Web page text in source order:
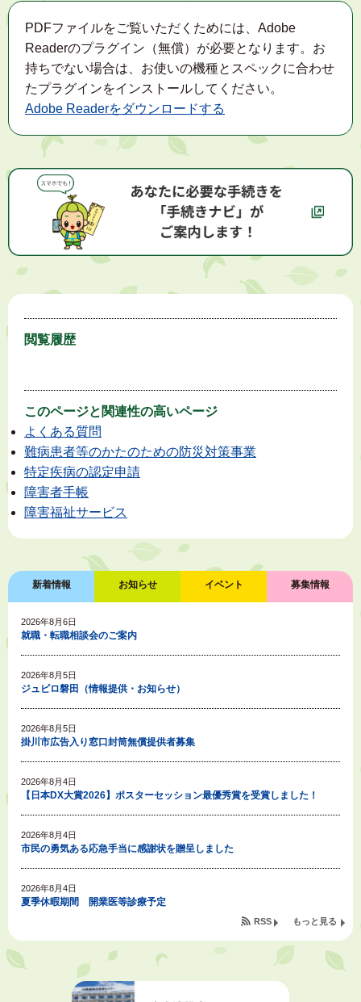
PDFファイルをご覧いただくためには、Adobe
Readerのプラグイン（無償）が必要となります。お
持ちでない場合は、お使いの機種とスペックに合わせ
たプラグインをインストールしてください。
Adobe Readerをダウンロードする
閲覧履歴
このページと 関連性の高いページ
よくある質問
難病患者等のかたのための防災対策事業
特定疾病の認定申請
障害者手帳
障害福祉サービス
新着情報 お知らせ イベント 募集情報
2026年8月6日
就職・転職相談会のご案内
2026年8月5日
ジュビロ磐田（情報提供・お知らせ）
2026年8月5日
掛川市広告入り窓口封筒無償提供者募集
2026年8月4日
【日本DX大賞2026】ポスターセッション最優秀賞を受賞しました！
2026年8月4日
市民の勇気ある応急手当に感謝状を贈呈しました
2026年8月4日
夏季休暇期間 開業医等診療予定
2026年8月3日
「水道カルテ」の公表について
2026年8月3日
もっと見る
RSS